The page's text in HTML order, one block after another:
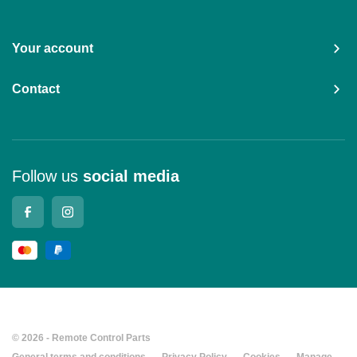
Your account
Contact
Follow us social media
© 2026 - Remote Control Parts